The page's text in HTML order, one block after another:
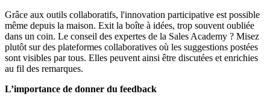
Grâce aux outils collaboratifs, l'innovation participative est possible
même depuis la maison. Exit la boîte à idées, trop souvent oubliée
dans un coin. Le conseil des expertes de la Sales Academy ? Misez
plutôt sur des plateformes collaboratives où les suggestions postées
sont visibles par tous. Elles peuvent ainsi être discutées et enrichies
au fil des remarques.
L’importance de donner du feedback